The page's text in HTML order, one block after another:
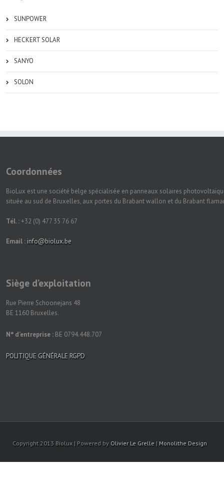
SUNPOWER
HECKERT SOLAR
SANYO
SOLON
Coordonnées
BioLux est une société belge spécialisée en panneaux solaires
située au sud de Bruxelles, aux portes du Brabant wallon et du Brabant
Tél. :+32 (0) 477 35 76 67
Email : info@biolux.be
Siège d’exploitation
Rue Pierre Schoonejans 48
BE 1160 Bruxelles.
N° d’entreprise : BE 0794.448.707
POLITIQUE GÉNÉRALE RGPD
Copyright 2013 Biolux | Powered by Olivier Le Grelle | Monolithe Design